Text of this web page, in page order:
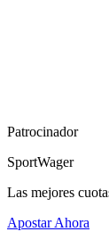
Patrocinador
SportWager
Las mejores
Apostar Ahora